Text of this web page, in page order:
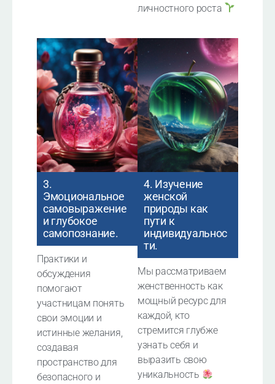
личностного роста
3.
Эмоциональное
самовыражение
и глубокое
самопознание.
Практики и
обсуждения
помогают
участницам понять
свои эмоции и
истинные желания,
создавая
пространство для
безопасного и
4. Изучение
женской
природы как
пути к
индивидуальнос
ти.
Мы рассматриваем
женственность как
мощный ресурс для
каждой, кто
стремится глубже
узнать себя и
выразить свою
уникальность